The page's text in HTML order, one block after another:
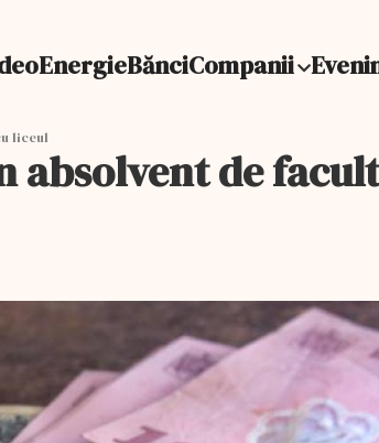
EnergieBănciCompanii
liceul
absolvent de